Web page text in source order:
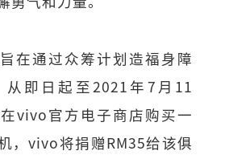
在通过众筹计划造福身障
从即日起至2021年7月11
vivo官方电子商店购买一
，vivo将捐赠RM35给该俱